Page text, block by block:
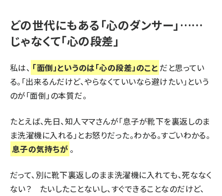
どの世代にもある「心のダンサー」……
じゃなくて「心の段差」
私は、 「面倒」というのは「心の段差」のこと だと思ってい
る。「出来るんだけど、やらなくていいなら避けたい」という
のが「面倒」の本質だ。
たとえば、先日、知人ママさんが「息子が靴下を裏返しのま
ま洗濯機に入れる」とお怒りだった。わかる。すごいわかる。
息子の気持ちが 。
だって、別に靴下裏返しのまま洗濯機に入れても、死ななく
ない？ たいしたことないし、すぐできることなのだけど、